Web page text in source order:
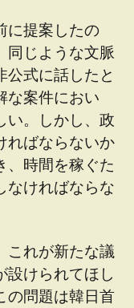
に提案したの
同じような文脈
公式に話したと
な案件におい
い。しかし、政
ればならないか
、時間を稼ぐた
なければならな
これが新たな議
設けられてほし
の問題は韓日首